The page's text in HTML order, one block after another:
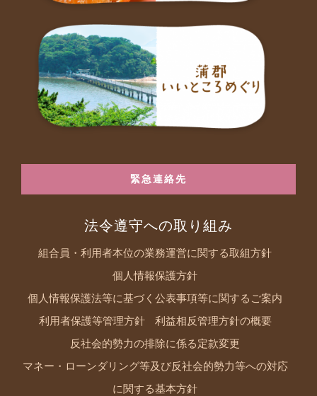
緊急連絡先
法令遵守への取り組み
組合員・利用者本位の業務運営に関する取組方針
個人情報保護方針
個人情報保護法等に基づく公表事項等に関するご案内
利用者保護等管理方針 利益相反管理方針の概要
反社会的勢力の排除に係る定款変更
マネー・ローンダリング等及び反社会的勢力等への対応
に関する基本方針